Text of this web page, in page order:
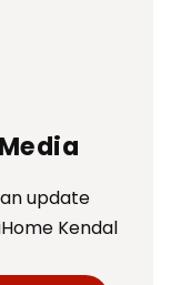
update
Kendal